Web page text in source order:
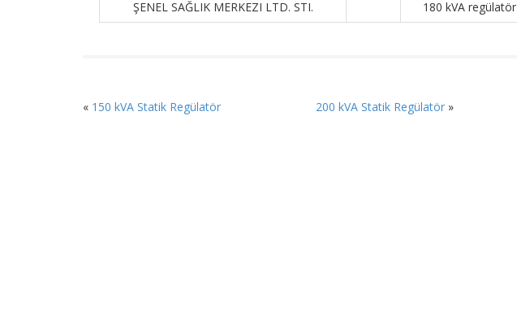
ŞENEL SAĞLIK MERKEZI LTD. STI.
180 kVA regülatör
« 150 kVA Statik Regülatör 200 kVA Statik Regülatör»